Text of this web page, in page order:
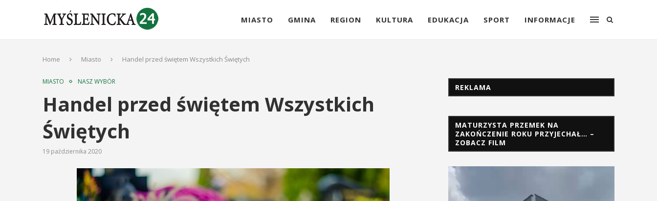
MIASTO GMINA REGION KULTURA EDUKACJA SPORT INFORMACJE
Home Miasto Handel przed świętem Wszystkich Świętych
MIASTO NASZ WYBÓR
Handel przed świętem Wszystkich
Świętych
19 października 2020
REKLAMA
MATURZYSTA PRZEMEK NA
ZAKOŃCZENIE ROKU PRZYJECHAŁ… –
ZOBACZ FILM
Odtwarzacz
video